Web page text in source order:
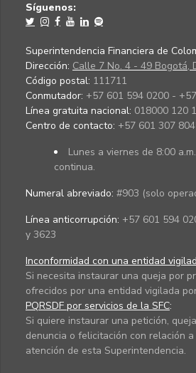
Síguenos:
Superintendencia Financiera de
Dirección: Calle 7 No. 4 - 49 Bogotá,
Código postal: 111711
Conmutador: +57 601 594 0200 -
Línea gratuita nacional: 018000 120
Centro de contacto: +57 601 307
Lunes a viernes de 8:00
continua.
Numeral abreviado: #903 (solo
Línea anticorrupción: +57 601 594
y 3623
Inconformidad con una entidad
Si necesita instaurar una queja por
ofrecidos por una entidad vigilada
PQRSDF por servicios de la SFC:
Si quiere instaurar una petición,
denuncia o felicitación con relación
atención de esta Superintendencia.